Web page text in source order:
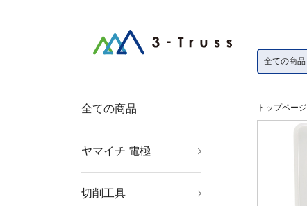
全ての商品
ヤマイチ 電極 ボルト溶接電極
ポイントホルダー
ベントプラグ
ネジチップ
ネジアダプター
ネジチップ用銅ワッシ
チップベース
セラミックガイドピン
ＫＣＦスリーブ
ストレートホルダー
上部電極
シャンク
シム板
ベーク座金
ガイドピン
キャップチップ
下部電極ホルダー
下部電極
インサート電極
真鍮ＢＳホーン
切削工具 穴あけ工具
ねじ切り工具
面取り工具
旋削・フライス加工工
トップページ